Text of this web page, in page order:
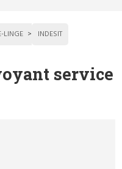
LINGE INDESIT
service